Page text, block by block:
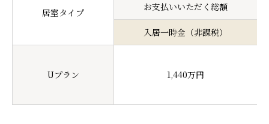
居室タイプ
お支払いいただく総額
入居一時金（非課税）
Uプラン 1,440万円